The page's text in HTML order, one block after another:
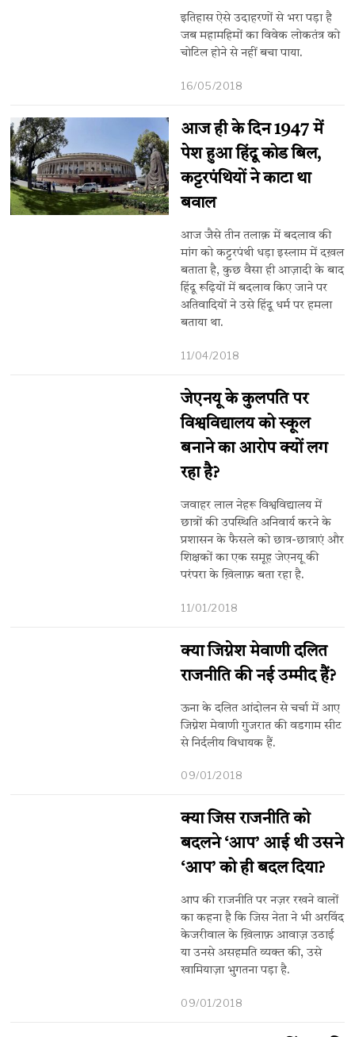
इतिहास ऐसे उदाहरणों से भरा पड़ा है
जब महामहिमों का विवेक लोकतंत्र को
चोटिल होने से नहीं बचा पाया.
16/05/2018
आज ही के दिन 1947 में
पेश हुआ हिंदू कोड बिल, ​
कट्टरपंथियों ने काटा था
बवाल
आज जैसे तीन तलाक़ में बदलाव की
मांग को कट्टरपंथी धड़ा इस्लाम में दख़ल
बताता है, कुछ वैसा ही आज़ादी के बाद
हिंदू रूढ़ियों में बदलाव किए जाने पर
अतिवादियों ने उसे हिंदू धर्म पर हमला
बताया था.
11/04/2018
जेएनयू के कुलपति पर
विश्वविद्यालय को स्कूल
बनाने का आरोप क्यों लग
रहा है?
जवाहर लाल नेहरू विश्वविद्यालय में
छात्रों की उपस्थिति अनिवार्य करने के
प्रशासन के फैसले को छात्र-छात्राएं और
शिक्षकों का एक समूह जेएनयू की
परंपरा के ख़िलाफ़ बता रहा है.
11/01/2018
क्या जिग्नेश मेवाणी दलित
राजनीति की नई उम्मीद हैं?
ऊना के दलित आंदोलन से चर्चा में आए
जिग्नेश मेवाणी गुजरात की वडगाम सीट
से निर्दलीय विधायक हैं.
09/01/2018
क्या जिस राजनीति को
बदलने ‘आप’ आई थी उसने
‘आप’ को ही बदल दिया?
आप की राजनीति पर नज़र रखने वालों
का कहना है कि जिस नेता ने भी अरविंद
केजरीवाल के ख़िलाफ़ आवाज़ उठाई
या उनसे असहमति व्यक्त की, उसे
खामियाज़ा भुगतना पड़ा है.
09/01/2018